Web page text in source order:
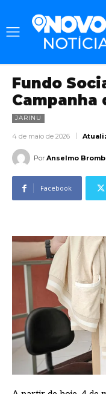
Fundo
Campanha
JARINU
4 de maio de 2026
Por Anselmo
Facebook